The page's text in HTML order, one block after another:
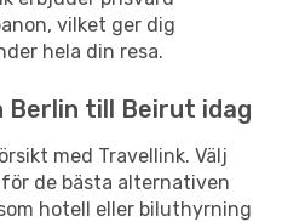
vilket ger dig
hela din resa.
till Beirut idag
med Travellink. Välj
de bästa alternativen
hotell eller biluthyrning